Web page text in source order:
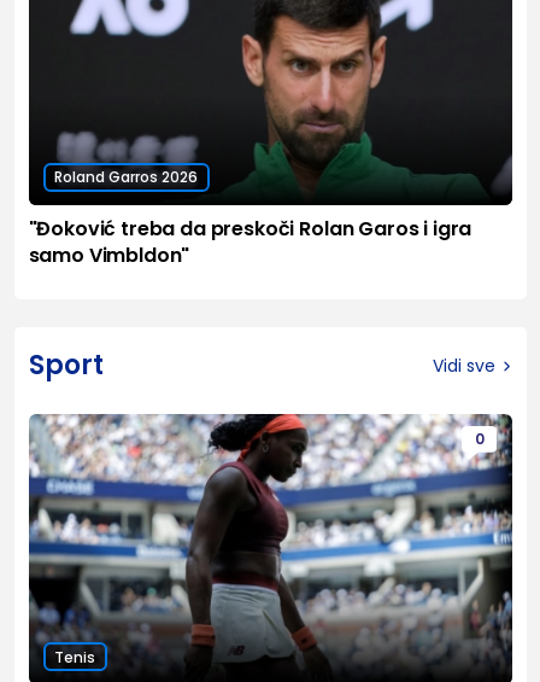
Roland Garros 2026
"Đoković treba da preskoči Rolan Garos i igra
samo Vimbldon"
Sport Vidi sve
0
Tenis